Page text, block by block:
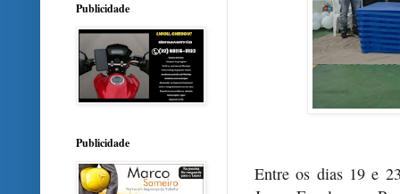
Entre os dias 19 e
Publicidade
Publicidade